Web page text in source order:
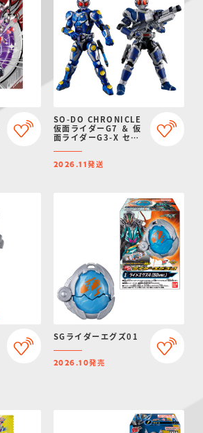
SO-DO CHRONICLE
仮面ライダーG7 ＆ 仮
面ライダーG3-X セッ
2026.11発送
SGライダーエグズ01
2026.10発売